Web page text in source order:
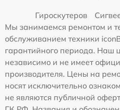
Гироскутеров
Мы занимаемся ремонтом и
обслуживанием техники
гарантийного периода. Наш
независимо и не имеет
производителя. Цены на
носят исключительно
не являются публичной